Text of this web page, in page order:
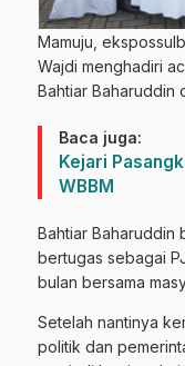
Mamuju,
Wajdi menghadiri
Bahtiar Baharuddin
Baca juga:
Kejari
WBBM
Bahtiar Baharuddin
bertugas sebagai
bulan bersama
Setelah nantinya
politik dan